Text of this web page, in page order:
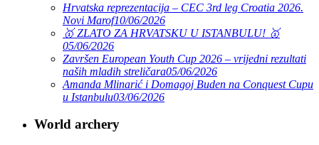
Hrvatska reprezentacija – CEC 3rd leg Croatia 2026.
Novi Marof10/06/2026
🥇 ZLATO ZA HRVATSKU U ISTANBULU! 🥇
05/06/2026
Završen European Youth Cup 2026 – vrijedni rezultati
naših mladih streličara05/06/2026
Amanda Mlinarić i Domagoj Buden na Conquest Cupu
u Istanbulu03/06/2026
World archery